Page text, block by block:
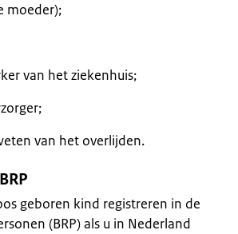
moeder);
van het ziekenhuis;
van het overlijden.
geboren kind registreren in de
(BRP) als u in Nederland